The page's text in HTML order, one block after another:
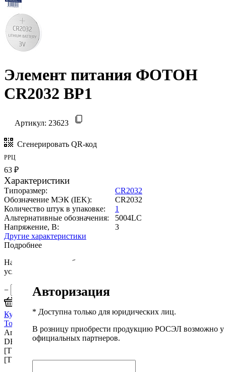
Элемент питания ФОТОН
CR2032 BP1
Артикул: 23623
Сгенерировать QR-код
РРЦ
63 ₽
Характеристики
Типоразмер:
CR2032
Обозначение МЭК (IEK):
CR2032
Количество штук в упаковке:
1
Альтернативные обозначения:
5004LC
Напряжение, В:
3
Другие характеристики
Подробнее
Наши менеджеры обязательно свяжутся вами и уточнят
условия заказа.
−
Купить оптом
Товар в корзине
Array ( [0] => Array ( [NAME] => Описание [TYPE] =>
DESCRIPTION ) [1] => Array ( [NAME] => Характеристики
[TYPE] => PROPERTIES ) [2] => Array ( [NAME] => Доставка
[TYPE] => DELIVERY ) )
Авторизация
* Доступна только для юридических лиц.
В розницу приобрести продукцию РОСЭЛ возможно у
официальных партнеров.